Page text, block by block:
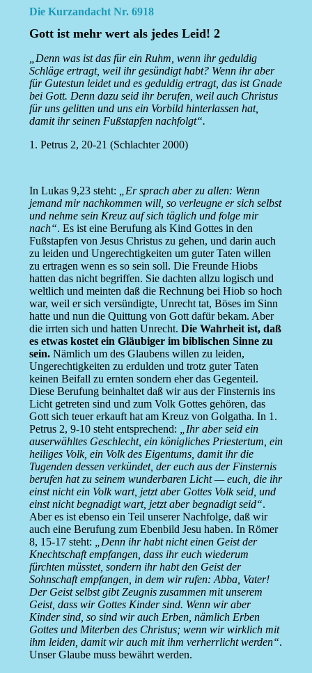
Die Kurzandacht Nr. 6918
Gott ist mehr wert als jedes Leid! 2
„Denn was ist das für ein Ruhm, wenn ihr geduldig
Schläge ertragt, weil ihr gesündigt habt? Wenn ihr aber
für Gutestun leidet und es geduldig ertragt, das ist Gnade
bei Gott. Denn dazu seid ihr berufen, weil auch Christus
für uns gelitten und uns ein Vorbild hinterlassen hat,
damit ihr seinen Fußstapfen nachfolgt“.
1. Petrus 2, 20-21 (Schlachter 2000)
In Lukas 9,23 steht:
„Er sprach aber zu allen: Wenn
jemand mir nachkommen will, so verleugne er sich selbst
und nehme sein Kreuz auf sich täglich und folge mir
nach“. Es ist eine Berufung als Kind Gottes in den
Fußstapfen von Jesus Christus zu gehen, und darin auch
zu leiden und Ungerechtigkeiten um guter Taten willen
zu ertragen wenn es so sein soll. Die Freunde Hiobs
hatten das nicht begriffen. Sie dachten allzu logisch und
weltlich und meinten daß die Rechnung bei Hiob so hoch
war, weil er sich versündigte, Unrecht tat, Böses im Sinn
hatte und nun die Quittung von Gott dafür bekam. Aber
die irrten sich und hatten Unrecht. Die Wahrheit ist, daß
es etwas kostet ein Gläubiger im biblischen Sinne zu
sein.Nämlich um des Glaubens willen zu leiden,
Ungerechtigkeiten zu erdulden und trotz guter Taten
keinen Beifall zu ernten sondern eher das Gegenteil.
Diese Berufung beinhaltet daß wir aus der Finsternis ins
Licht getreten sind und zum Volk Gottes gehören, das
Gott sich teuer erkauft hat am Kreuz von Golgatha. In 1.
Petrus 2, 9-10 steht entsprechend:
„Ihr aber seid ein
auserwähltes Geschlecht, ein königliches Priestertum, ein
heiliges Volk, ein Volk des Eigentums, damit ihr die
Tugenden dessen verkündet, der euch aus der Finsternis
berufen hat zu seinem wunderbaren Licht — euch, die ihr
einst nicht ein Volk wart, jetzt aber Gottes Volk seid, und
einst nicht begnadigt wart, jetzt aber begnadigt seid“.
Aber es ist ebenso ein Teil unserer Nachfolge, daß wir
auch eine Berufung zum Ebenbild Jesu haben. In Römer
8, 15-17 steht:
„Denn ihr habt nicht einen Geist der
Knechtschaft empfangen, dass ihr euch wiederum
fürchten müsstet, sondern ihr habt den Geist der
Sohnschaft empfangen, in dem wir rufen: Abba, Vater!
Der Geist selbst gibt Zeugnis zusammen mit unserem
Geist, dass wir Gottes Kinder sind. Wenn wir aber
Kinder sind, so sind wir auch Erben, nämlich Erben
Gottes und Miterben des Christus; wenn wir wirklich mit
ihm leiden, damit wir auch mit ihm verherrlicht werden“.
Unser Glaube muss bewährt werden.